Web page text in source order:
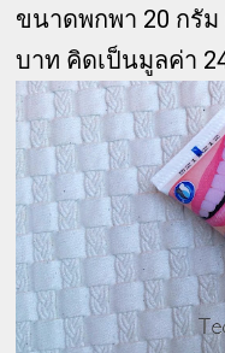
ขนาดพกพา 20 กรัม
บาท คิดเป็นมูลค่า